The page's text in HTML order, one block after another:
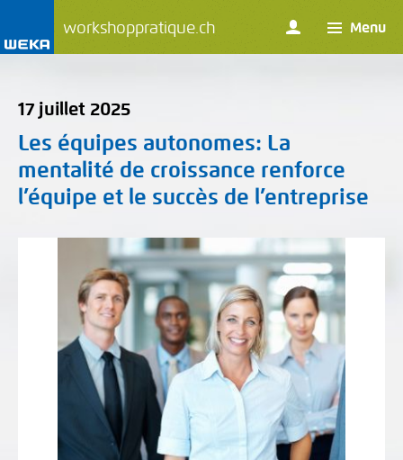
workshoppratique.ch Menu
17 juillet 2025
Les équipes autonomes: La
mentalité de croissance renforce
l’équipe et le succès de l’entreprise